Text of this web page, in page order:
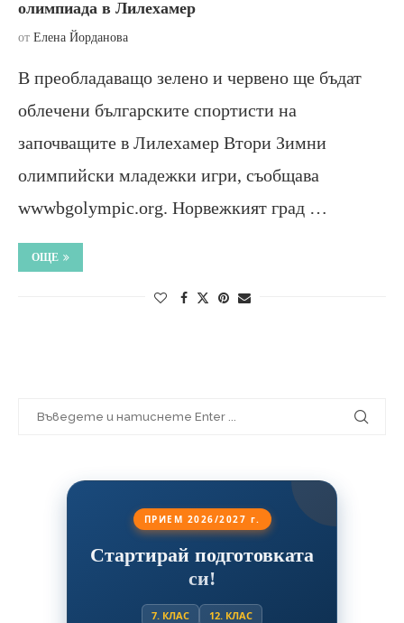
олимпиада в Лилехамер
от Елена Йорданова
В преобладаващо зелено и червено ще бъдат
облечени българските спортисти на
започващите в Лилехамер Втори Зимни
олимпийски младежки игри, съобщава
wwwbgolympic.org. Норвежкият град …
ОЩЕ
ПРИЕМ 2026/2027 г.
Стартирай подготовката
си!
7. КЛАС 12. КЛАС